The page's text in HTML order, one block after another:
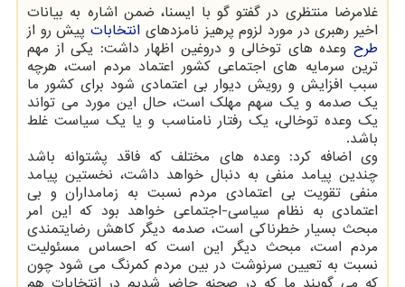
غلامرضا منتظری در گفتو گو با ایسنا، ضمن اشاره به بیانات
اخیر رهبری در مورد لزوم پرهیز نامزدهای انتخاباتپیش رو از
طرح وعده های توخالی و دروغین اظهار داشت: یکی از مهم
ترین سرمایه های اجتماعی کشور اعتماد مردم است، هرچه
سبب افزایش و رویش دیوار بی اعتمادی شود برای کشور ما
یک صدمه و یک سهم مهلک است، حال این مورد می تواند
یک وعده توخالی، یک رفتار نامناسب و یا یک سیاست غلط
باشد.
وی اضافه کرد: وعده های مختلف که فاقد پشتوانه باشد
چندین پیامد منفی به دنبال خواهد داشت، نخستین پیامد
منفی تقویت بی اعتمادی مردم نسبت به زمامداران و بی
اعتمادی به نظام سیاسی-اجتماعی خواهد بود که این امر
مبحث بسیار خطرناکی است، صدمه دیگر کاهش رضایتمندی
مردم است، مبحث دیگر این است که احساس مسئولیت
نسبت به تعیین سرنوشت در بین مردم کمرنگ می شود چون